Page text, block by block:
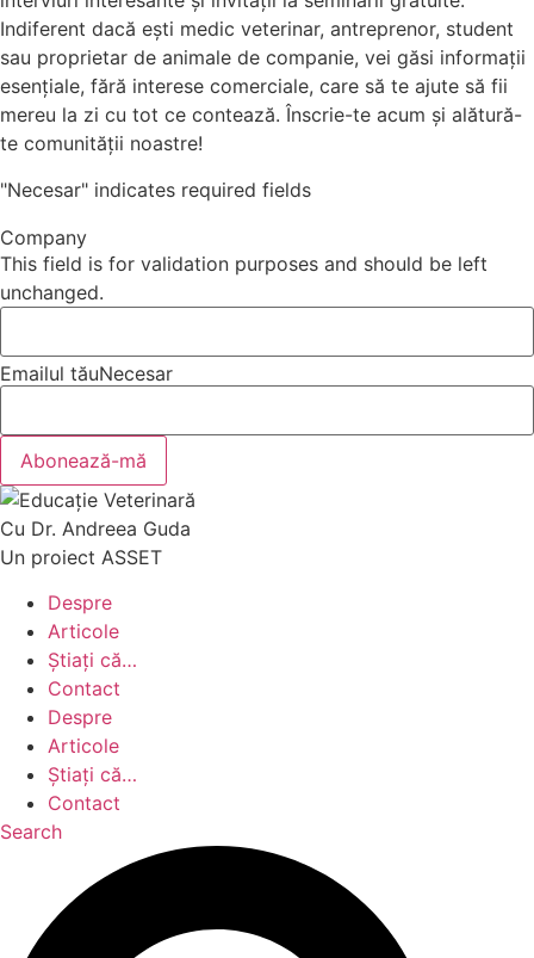
Indiferent dacă ești medic veterinar, antreprenor, student
sau proprietar de animale de companie, vei găsi informații
esențiale, fără interese comerciale, care să te ajute să fii
mereu la zi cu tot ce contează. Înscrie-te acum și alătură-
te comunității noastre!
"Necesar" indicates required fields
Company
This field is for validation purposes and should be left
unchanged.
Emailul tăuNecesar
Abonează-mă
Cu Dr. Andreea Guda
Un proiect ASSET
Despre
Articole
Știați că…
Contact
Despre
Articole
Știați că…
Contact
Search